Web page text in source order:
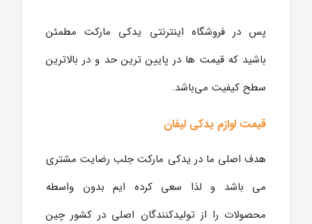
پس در فروشگاه اینترنتی یدکی مارکت مطمئن
باشید که قیمت ها در پایین ترین حد و در بالاترین
سطح کیفیت می‌باشد.
قیمت لوازم یدکی لیفان
هدف اصلی ما در یدکی مارکت جلب رضایت مشتری
می باشد و لذا سعی کرده ایم بدون واسطه
محصولات را از تولیدکنندگان اصلی در کشور چین